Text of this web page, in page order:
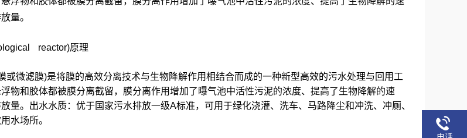
量。
reactor)原理
或微滤膜)是将膜的高效分离技术与生物降解作用相结合而成的一种新型高效的污水处理与回用工
物和胶体都被膜分离截留，膜分离作用增加了曝气池中活性污泥的浓度、提高了生物降解的速
量。出水水质：优于国家污水排放一级A标准，可用于绿化浇灌、洗车、马路降尘和冲洗、冲厕、
水场所。